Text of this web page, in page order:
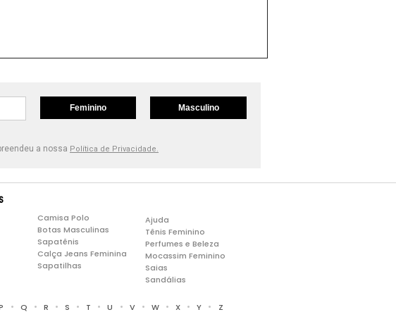
Feminino Masculino
a nossa Política de Privacidade.
Camisa Polo
Botas Masculinas
Sapatênis
Calça Jeans Feminina
Sapatilhas
Ajuda
Tênis Feminino
Perfumes e Beleza
Mocassim Feminino
Saias
Sandálias
• Q • R • S • T • U • V • W • X • Y • Z